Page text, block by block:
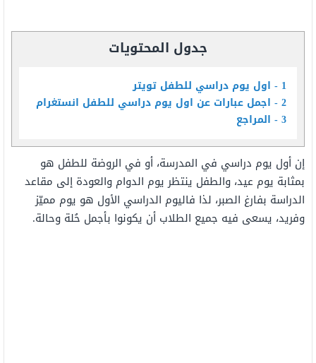
جدول المحتويات
1
اول يوم دراسي للطفل تويتر
2 اجمل عبارات عن اول يوم دراسي للطفل انستغرام
3 المراجع
إن أول يوم دراسي في المدرسة، أو في الروضة للطفل هو
بمثابة يوم عيد، والطفل ينتظر يوم الدوام والعودة إلى مقاعد
الدراسة بفارغ الصبر، لذا فاليوم الدراسي الأول هو يوم مميّز
وفريد، يسعى فيه جميع الطلاب أن يكونوا بأجمل حُلة وحالة.